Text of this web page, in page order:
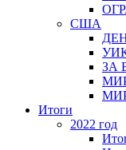
США
ЗА
Итоги
2022 год